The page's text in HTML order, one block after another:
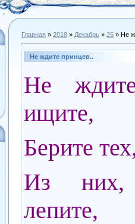
Главная » 2018 » Декабрь » 25 » Не
Не ждите принцев..
Не
ищите,
Берите
Из них,
лепите,